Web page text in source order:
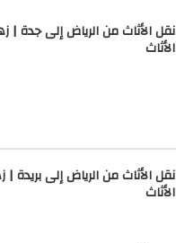
نقل الأثاث من الرياض إلى جدة |
الأثاث
نقل الأثاث من الرياض إلى بريدة |
الأثاث